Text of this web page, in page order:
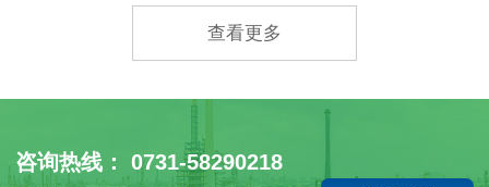
查看更多
咨询热线： 0731-58290218